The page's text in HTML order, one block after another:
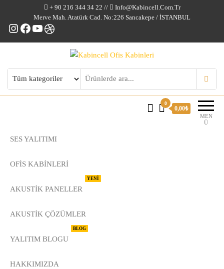
+ 90 216 344 34 22 //
Info@kabincell.com.tr
Merve Mah. Atatürk Cad. No:226 Sancakepe / İSTANBUL
Instagram
Facebook
YouTube
Dribbble
Kabincell Ofis Kabinleri
MEN
Ü
0
0,00₺
SES YALITIMI
OFİS KABİNLERİ
AKUSTİK PANELLER
YENİ
AKUSTIK ÇÖZÜMLER
YALITIM BLOGU
BLOG
HAKKIMIZDA